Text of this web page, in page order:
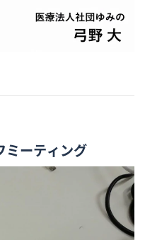
ミーティング